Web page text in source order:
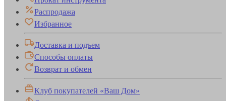
Распродажа
Избранное
Доставка и подъем
Способы оплаты
Возврат и обмен
Клуб покупателей «Ваш Дом»